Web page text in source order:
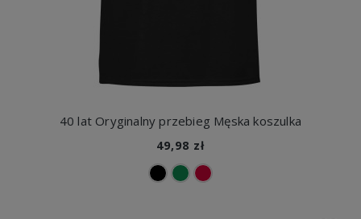
40 lat Oryginalny przebieg Męska koszulka
49,98 zł